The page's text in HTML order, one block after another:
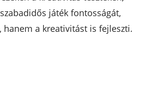
játék fontosságát,
a kreativitást is fejleszti.